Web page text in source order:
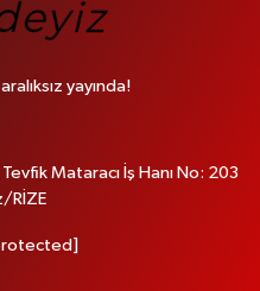
yayında!
Mataracı İş Hanı No: 203
RİZE